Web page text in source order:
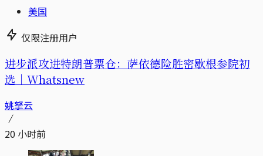
美国
仅限注册用户
进步派攻进特朗普票仓：萨依德险胜密歇根参院初
选｜Whatsnew
姚拏云
20 小时前